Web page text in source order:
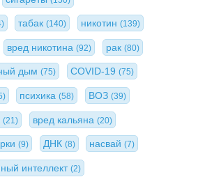
табак(140) никотин (139)
вред никотина(92) рак (80)
дым(75) COVID-19 (75)
психика(58) ВОЗ (39)
(21) вред кальяна (20)
(9) ДНК (8) насвай(7)
интеллект(2)